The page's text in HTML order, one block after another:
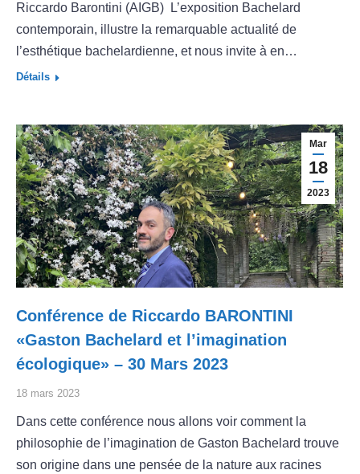
Riccardo Barontini (AIGB) L’exposition Bachelard
contemporain, illustre la remarquable actualité de
l’esthétique bachelardienne, et nous invite à en…
Détails
Mar
18
2023
Conférence de Riccardo BARONTINI
«Gaston Bachelard et l’imagination
écologique» – 30 Mars 2023
18 mars 2023
Dans cette conférence nous allons voir comment la
philosophie de l’imagination de Gaston Bachelard trouve
son origine dans une pensée de la nature aux racines